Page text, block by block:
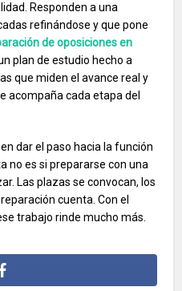
Responden a una
refinándose y que pone
de oposiciones en
plan de estudio hecho a
que miden el avance real y
acompaña cada etapa del
dar el paso hacia la función
no es si prepararse con una
Las plazas se convocan, los
cuenta. Con el
trabajo rinde mucho más.